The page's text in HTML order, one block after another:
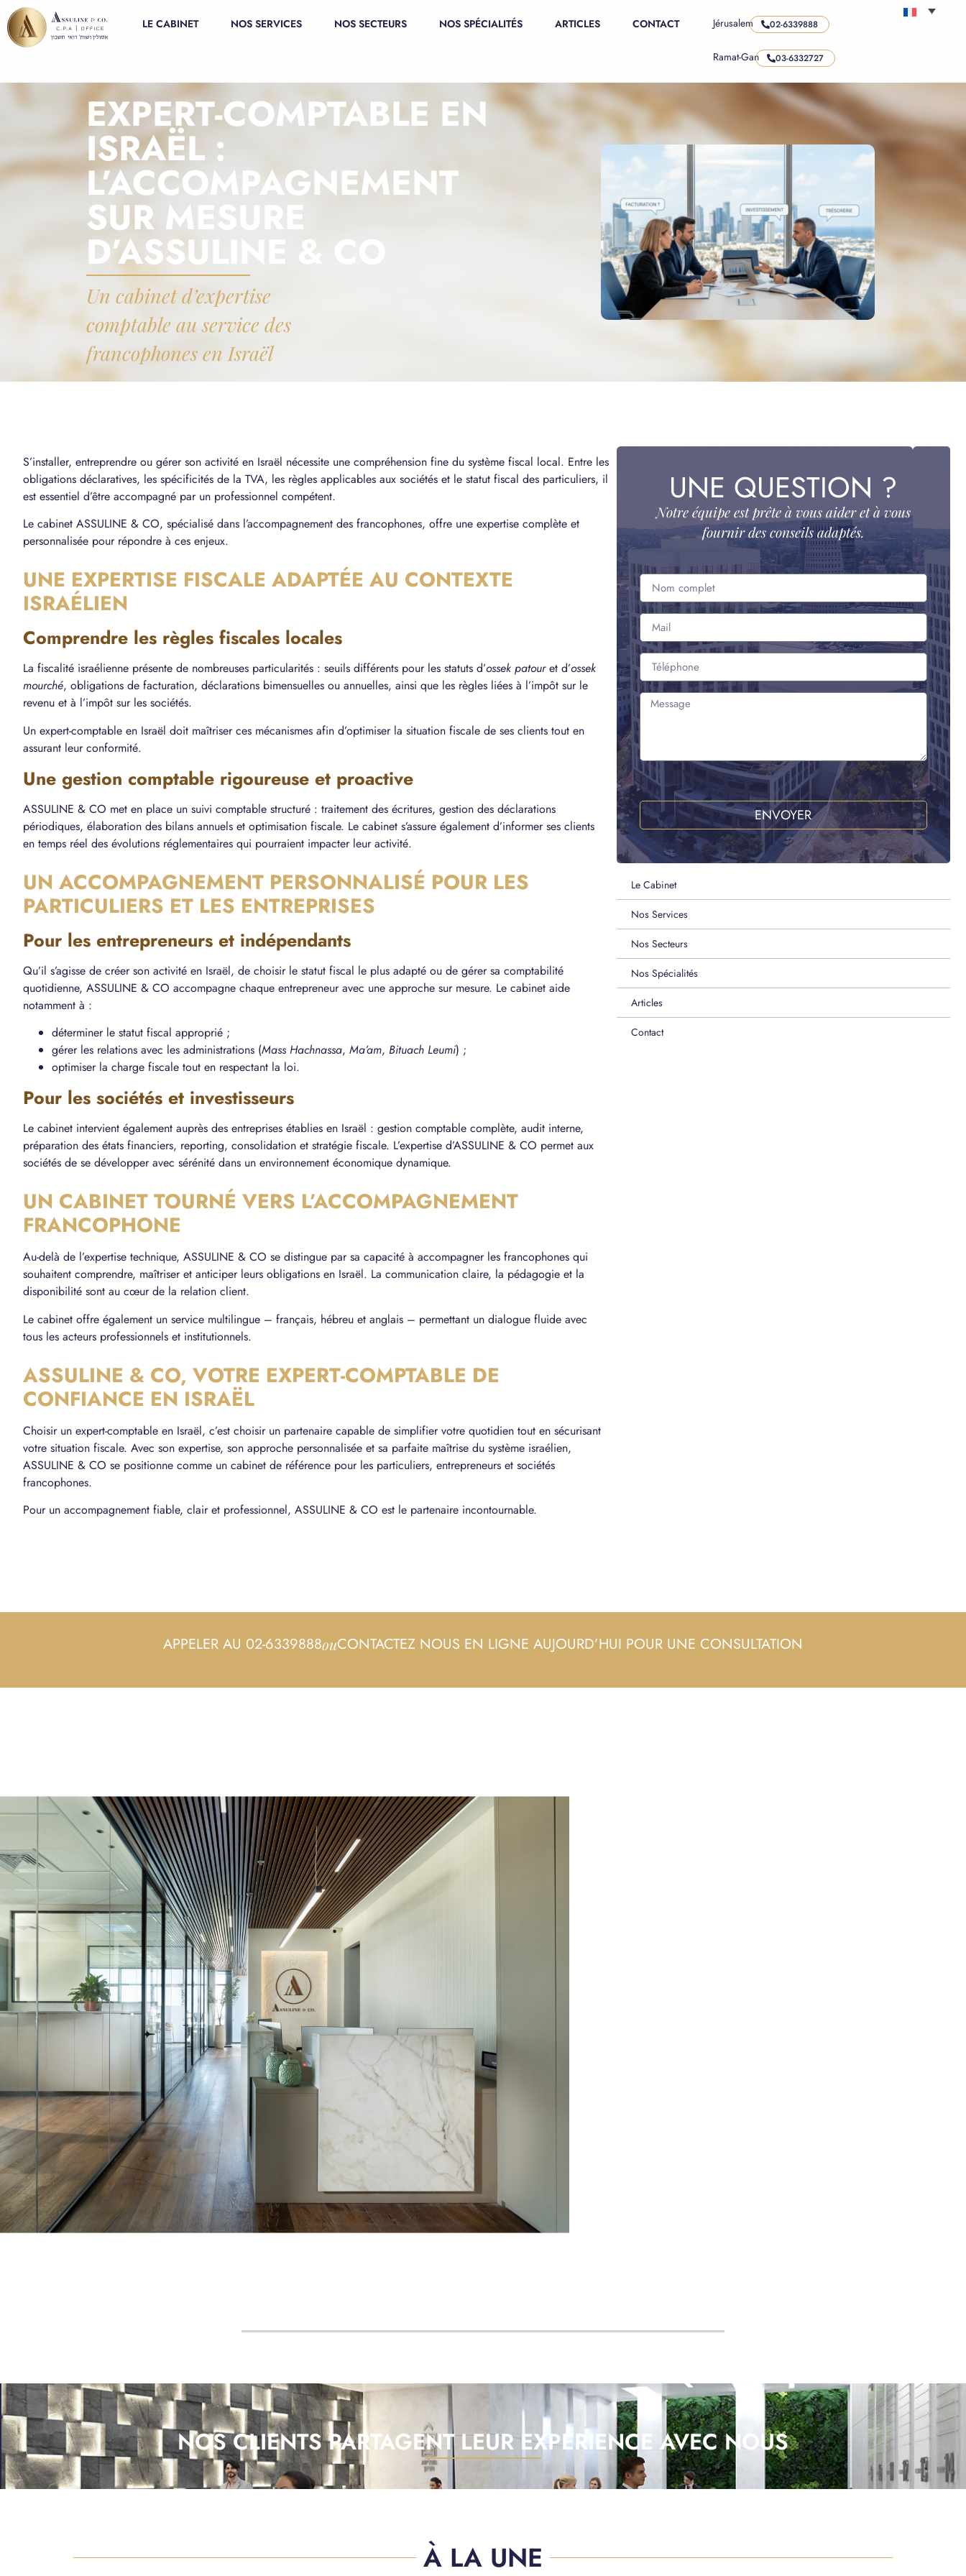
LE CABINET NOS SERVICES NOS SECTEURS NOS SPÉCIALITÉS ARTICLES CONTACT Jérusalem 02-6339888
Ramat-Gan 03-6332727
EXPERT-COMPTABLE EN
ISRAËL :
L’ACCOMPAGNEMENT
SUR MESURE
D’ASSULINE & CO
Un cabinet d’expertise
comptable au service des
francophones en Israël
S’installer, entreprendre ou gérer son activité en Israël nécessite une compréhension fine du système fiscal local. Entre les
obligations déclaratives, les spécificités de la TVA, les règles applicables aux sociétés et le statut fiscal des particuliers, il
est essentiel d’être accompagné par un professionnel compétent.
Le cabinet ASSULINE & CO, spécialisé dans l’accompagnement des francophones, offre une expertise complète et
personnalisée pour répondre à ces enjeux.
UNE EXPERTISE FISCALE ADAPTÉE AU CONTEXTE
ISRAÉLIEN
Comprendre les règles fiscales locales
La fiscalité israélienne présente de nombreuses particularités : seuils différents pour les statuts d’ossek patouret d’ossek
mourché, obligations de facturation, déclarations bimensuelles ou annuelles, ainsi que les règles liées à l’impôt sur le
revenu et à l’impôt sur les sociétés.
Un expert-comptable en Israël doit maîtriser ces mécanismes afin d’optimiser la situation fiscale de ses clients tout en
assurant leur conformité.
Une gestion comptable rigoureuse et proactive
ASSULINE & CO met en place un suivi comptable structuré : traitement des écritures, gestion des déclarations
périodiques, élaboration des bilans annuels et optimisation fiscale. Le cabinet s’assure également d’informer ses clients
en temps réel des évolutions réglementaires qui pourraient impacter leur activité.
UN ACCOMPAGNEMENT PERSONNALISÉ POUR LES
PARTICULIERS ET LES ENTREPRISES
Pour les entrepreneurs et indépendants
Qu’il s’agisse de créer son activité en Israël, de choisir le statut fiscal le plus adapté ou de gérer sa comptabilité
quotidienne, ASSULINE & CO accompagne chaque entrepreneur avec une approche sur mesure. Le cabinet aide
notamment à :
déterminer le statut fiscal approprié ;
gérer les relations avec les administrations (Mass Hachnassa, Ma’am, Bituach Leumi) ;
optimiser la charge fiscale tout en respectant la loi.
Pour les sociétés et investisseurs
Le cabinet intervient également auprès des entreprises établies en Israël : gestion comptable complète, audit interne,
préparation des états financiers, reporting, consolidation et stratégie fiscale. L’expertise d’ASSULINE & CO permet aux
sociétés de se développer avec sérénité dans un environnement économique dynamique.
UN CABINET TOURNÉ VERS L’ACCOMPAGNEMENT
FRANCOPHONE
Au-delà de l’expertise technique, ASSULINE & CO se distingue par sa capacité à accompagner les francophones qui
souhaitent comprendre, maîtriser et anticiper leurs obligations en Israël. La communication claire, la pédagogie et la
disponibilité sont au cœur de la relation client.
Le cabinet offre également un service multilingue – français, hébreu et anglais – permettant un dialogue fluide avec
tous les acteurs professionnels et institutionnels.
ASSULINE & CO, VOTRE EXPERT-COMPTABLE DE
CONFIANCE EN ISRAËL
Choisir un expert-comptable en Israël, c’est choisir un partenaire capable de simplifier votre quotidien tout en sécurisant
votre situation fiscale. Avec son expertise, son approche personnalisée et sa parfaite maîtrise du système israélien,
ASSULINE & CO se positionne comme un cabinet de référence pour les particuliers, entrepreneurs et sociétés
francophones.
Pour un accompagnement fiable, clair et professionnel, ASSULINE & CO est le partenaire incontournable.
UNE QUESTION ?
Notre équipe est prête à vous aider et à vous
fournir des conseils adaptés.
ENVOYER
Le Cabinet
Nos Services
Nos Secteurs
Nos Spécialités
Articles
Contact
APPELER AU 02-6339888ouCONTACTEZ NOUS EN LIGNE AUJOURD’HUI POUR UNE CONSULTATION
NOS CLIENTS PARTAGENT LEUR EXPÉRIENCE AVEC NOUS
À LA UNE